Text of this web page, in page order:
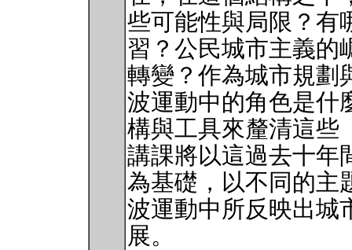
些可能性與局限？有
習？公民城市主義的
轉變？作為城市規劃
波運動中的角色是什
構與工具來釐清這些
講課將以這過去十年
為基礎，以不同的主
波運動中所反映出城
展。